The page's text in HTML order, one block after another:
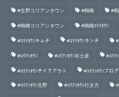
#生野コリアンタウン #鶴橋 #
#鶴橋コリアンタウン #鶴橋ｺﾘｱﾀｳﾝ
#ｺﾘｱﾀｳﾝキムチ #ｺﾘｱﾀｳﾝランチ
#ｺﾘｱﾝﾀｳﾝ #ｺﾘｱﾝﾀｳﾝお土産 #ｺﾘｱ
#ｺﾘｱﾝﾀｳﾝテイクアウト #ｺﾘｱﾝﾀｳﾝブログ
#ｺﾘｱﾝﾀｳﾝ生野 #ｺﾘｱﾝﾀｳﾝ行き方